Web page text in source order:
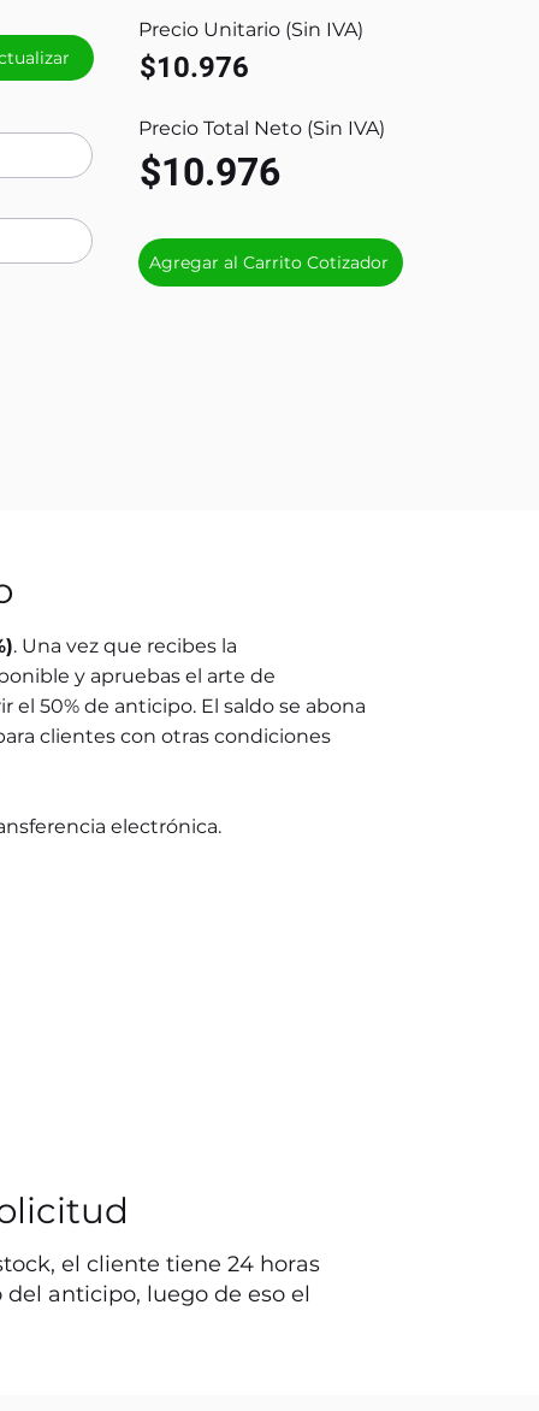
Precio Unitario (Sin IVA)
$10.976
Precio Total Neto (Sin IVA)
$10.976
Agregar al Carrito Cotizador
. Una vez que recibes la
y apruebas el arte de
el 50% de anticipo. El saldo se abona
clientes con otras condiciones
electrónica.
el cliente tiene 24 horas
anticipo, luego de eso el